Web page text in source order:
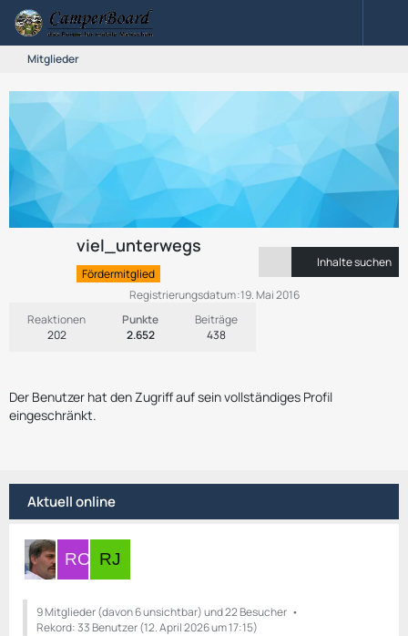
Mitglieder
viel_unterwegs
Fördermitglied
Reaktionen
202
Punkte
2.652
Beiträge
438
Inhalte suchen
Registrierungsdatum 19. Mai 2016
Der Benutzer hat den Zugriff auf sein vollständiges Profil
eingeschränkt.
Aktuell online
9 Mitglieder (davon 6 unsichtbar) und 22 Besucher
Rekord: 33 Benutzer (12. April 2026 um 17:15)